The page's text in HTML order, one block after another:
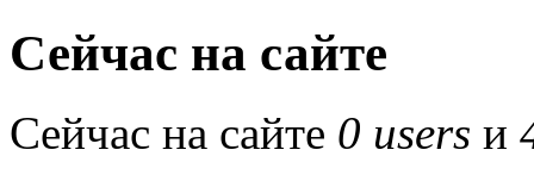
Сейчас на сайте
Сейчас на сайте 0 users и